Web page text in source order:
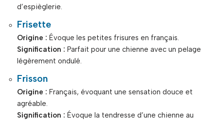
d’espièglerie.
Frisette
Origine : Évoque les petites frisures en français.
Signification : Parfait pour une chienne avec un pelage
légèrement ondulé.
Frisson
Origine : Français, évoquant une sensation douce et
agréable.
Signification : Évoque la tendresse d’une chienne au